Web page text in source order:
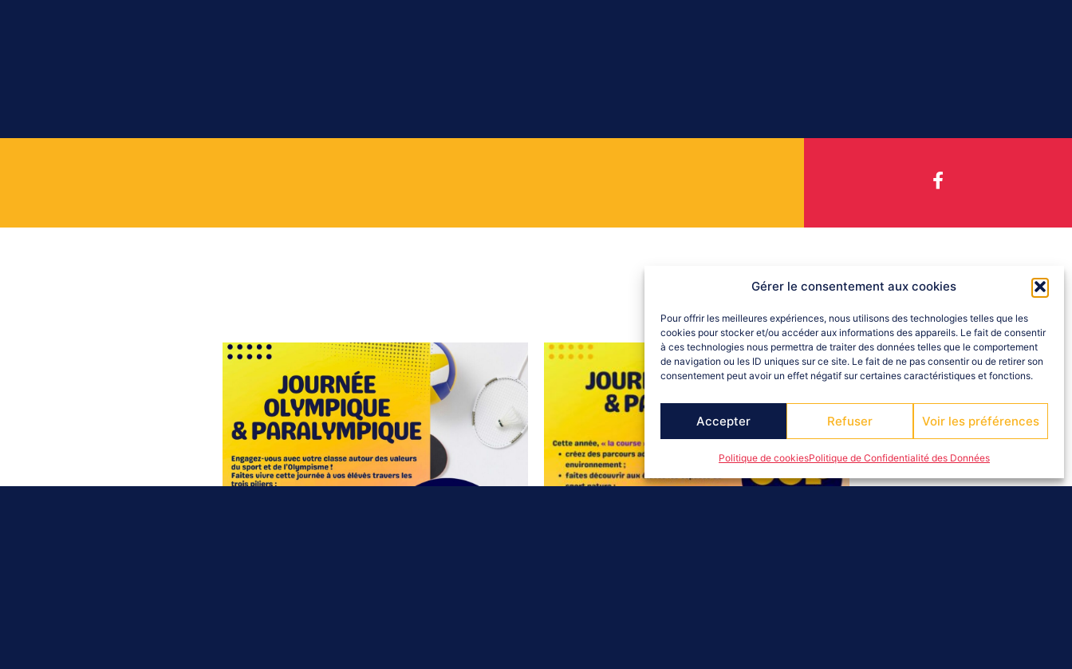
Gérer le consentement aux cookies
Pour offrir les meilleures expériences, nous utilisons des technologies telles que les
cookies pour stocker et/ou accéder aux informations des appareils. Le fait de consentir
à ces technologies nous permettra de traiter des données telles que le comportement
de navigation ou les ID uniques sur ce site. Le fait de ne pas consentir ou de retirer son
consentement peut avoir un effet négatif sur certaines caractéristiques et fonctions.
Accepter Refuser Voir les préférences
Politique de cookiesPolitique de Confidentialité des Données